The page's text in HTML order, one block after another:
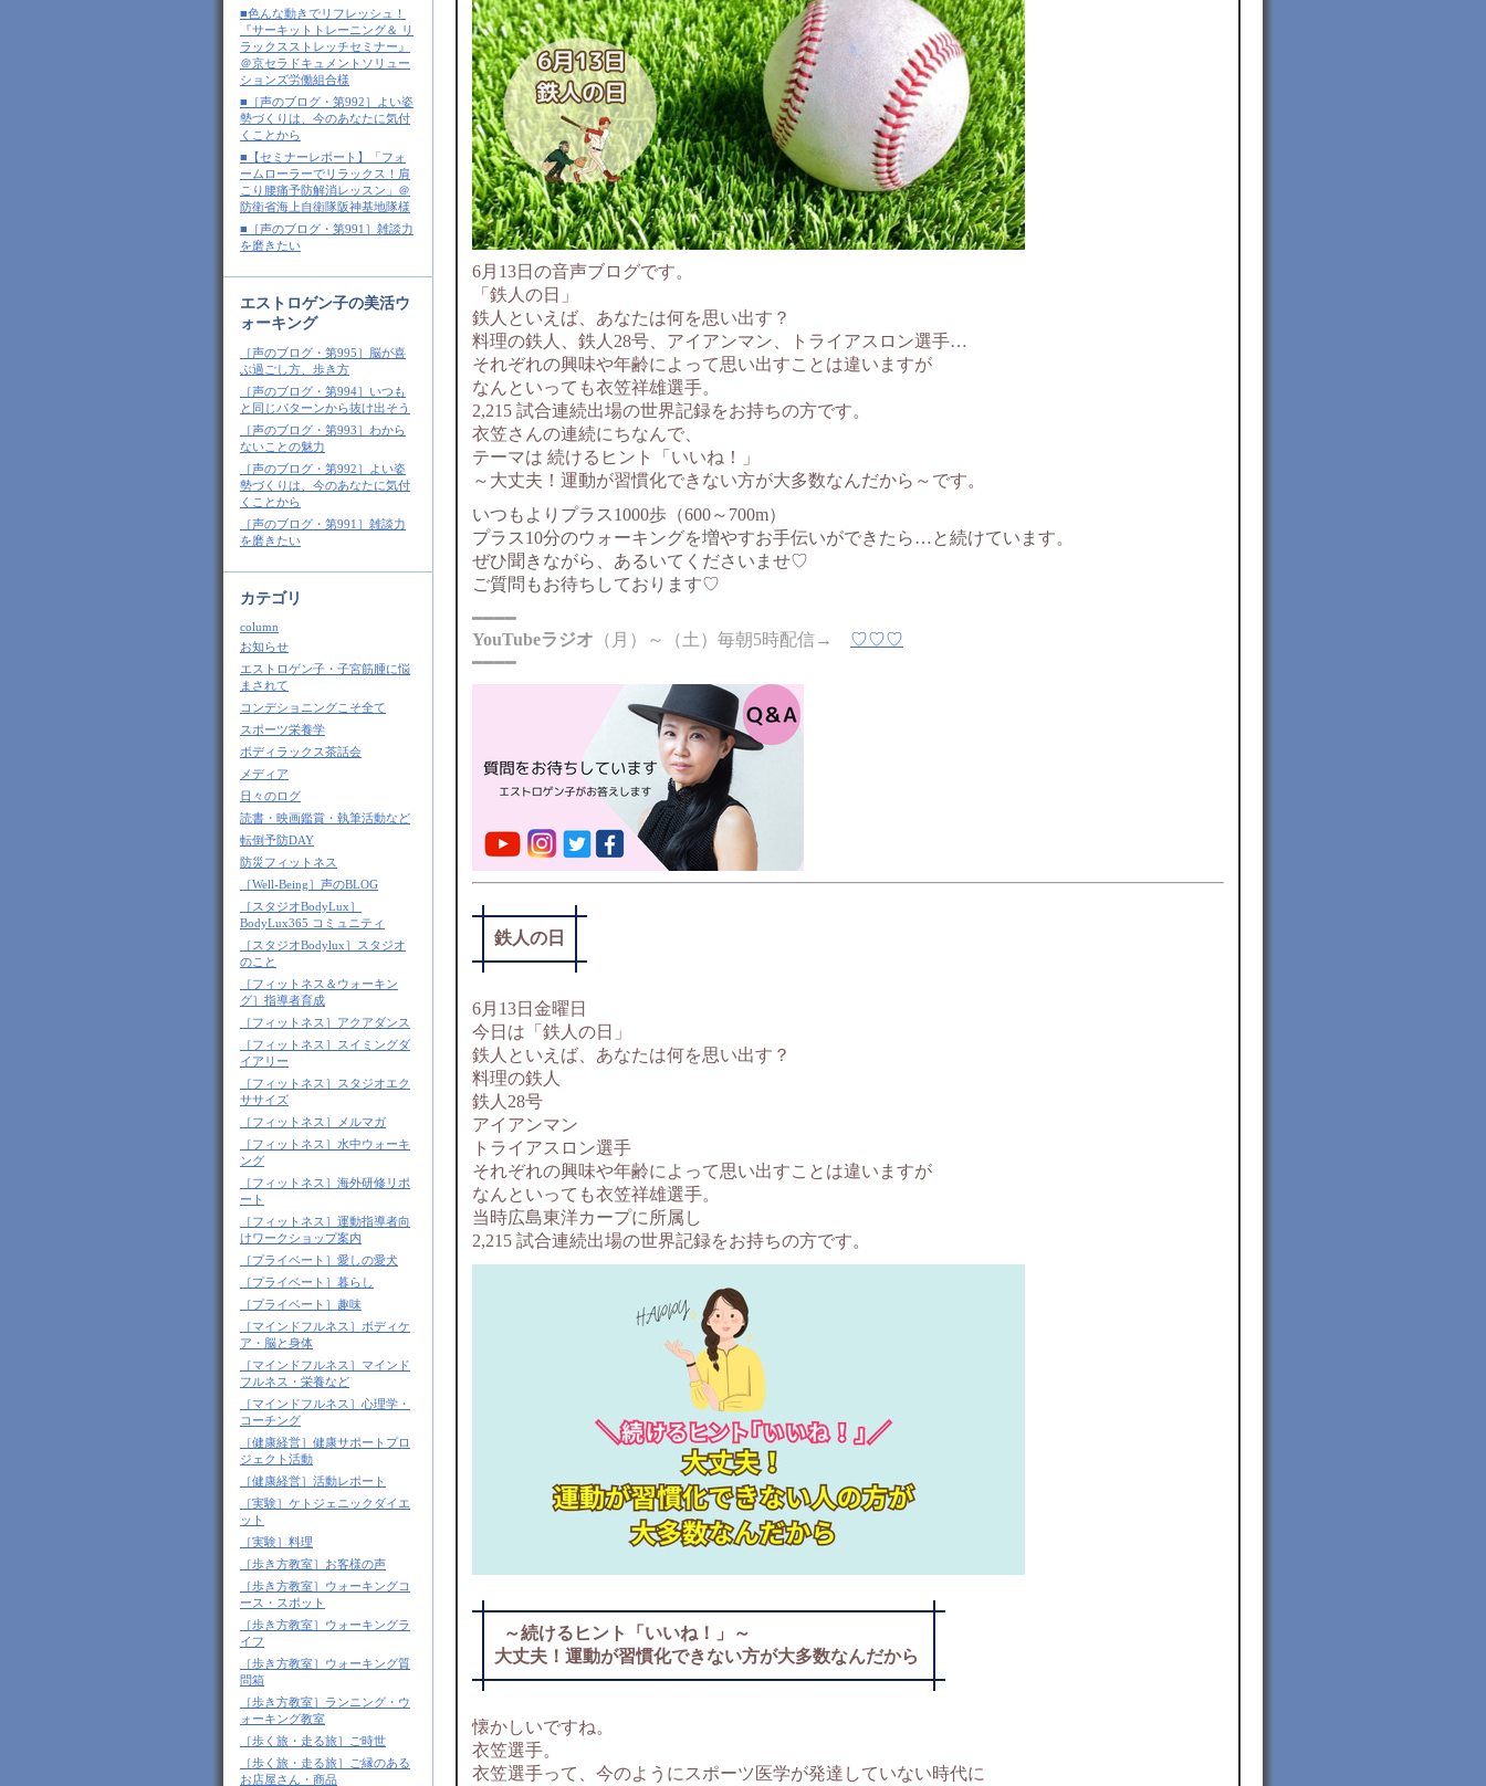
■色んな動きでリフレッシュ！
『サーキットトレーニング＆ リ
ラックスストレッチセミナー』
＠京セラドキュメントソリュー
ションズ労働組合様
■［声のブログ・第992］よい姿
勢づくりは、今のあなたに気付
くことから
■【セミナーレポート】「フォ
ームローラーでリラックス！肩
こり腰痛予防解消レッスン」＠
防衛省海上自衛隊阪神基地隊様
■［声のブログ・第991］雑談力
を磨きたい
エストロゲン子の美活ウ
ォーキング
［声のブログ・第995］脳が喜
ぶ過ごし方、歩き方
［声のブログ・第994］いつも
と同じパターンから抜け出そう
［声のブログ・第993］わから
ないことの魅力
［声のブログ・第992］よい姿
勢づくりは、今のあなたに気付
くことから
［声のブログ・第991］雑談力
を磨きたい
カテゴリ
column
お知らせ
エストロゲン子・子宮筋腫に悩
まされて
コンデショニングこそ全て
スポーツ栄養学
ボディラックス茶話会
メディア
日々のログ
読書・映画鑑賞・執筆活動など
転倒予防DAY
防災フィットネス
［Well-Being］声のBLOG
［スタジオBodyLux］
BodyLux365 コミュニティ
［スタジオBodylux］スタジオ
のこと
［フィットネス＆ウォーキン
グ］指導者育成
［フィットネス］アクアダンス
［フィットネス］スイミングダ
イアリー
［フィットネス］スタジオエク
ササイズ
［フィットネス］メルマガ
［フィットネス］水中ウォーキ
ング
［フィットネス］海外研修リポ
ート
［フィットネス］運動指導者向
けワークショップ案内
［プライベート］愛しの愛犬
［プライベート］暮らし
［プライベート］趣味
［マインドフルネス］ボディケ
ア・脳と身体
［マインドフルネス］マインド
フルネス・栄養など
［マインドフルネス］心理学・
コーチング
［健康経営］健康サポートプロ
ジェクト活動
［健康経営］活動レポート
［実験］ケトジェニックダイエ
ット
［実験］料理
［歩き方教室］お客様の声
［歩き方教室］ウォーキングコ
ース・スポット
［歩き方教室］ウォーキングラ
イフ
［歩き方教室］ウォーキング質
問箱
［歩き方教室］ランニング・ウ
ォーキング教室
［歩く旅・走る旅］ご時世
［歩く旅・走る旅］ご縁のある
お店屋さん・商品
6月13日の音声ブログです。
「鉄人の日」
鉄人といえば、あなたは何を思い出す？
料理の鉄人、鉄人28号、アイアンマン、トライアスロン選手…
それぞれの興味や年齢によって思い出すことは違いますが
なんといっても衣笠祥雄選手。
2,215 試合連続出場の世界記録をお持ちの方です。
衣笠さんの連続にちなんで、
テーマは 続けるヒント「いいね！」
～大丈夫！運動が習慣化できない方が大多数なんだから～です。
いつもよりプラス1000歩（600～700m）
プラス10分のウォーキングを増やすお手伝いができたら…と続けています。
ぜひ聞きながら、あるいてくださいませ♡
ご質問もお待ちしております♡
━━━━
YouTubeラジオ （月）～（土）毎朝5時配信→ ♡♡♡
━━━━
鉄人の日
6月13日金曜日
今日は「鉄人の日」
鉄人といえば、あなたは何を思い出す？
料理の鉄人
鉄人28号
アイアンマン
トライアスロン選手
それぞれの興味や年齢によって思い出すことは違いますが
なんといっても衣笠祥雄選手。
当時広島東洋カープに所属し
2,215 試合連続出場の世界記録をお持ちの方です。
～続けるヒント「いいね！」～
大丈夫！運動が習慣化できない方が大多数なんだから
懐かしいですね。
衣笠選手。
衣笠選手って、今のようにスポーツ医学が発達していない時代に